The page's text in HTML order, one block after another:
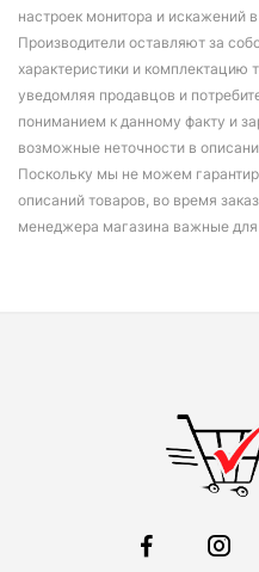
настроек монитора и искажений
Производители оставляют за
характеристики и комплектацию
уведомляя продавцов и
пониманием к данному факту и
возможные неточности в
Поскольку мы не можем
описаний товаров, во время
менеджера магазина важные